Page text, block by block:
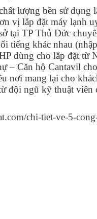
lượng bền sử dụng
vị lắp đặt máy lạnh
tại TP Thủ Đức
tiếng khác nhau
dùng cho lắp đặt từ
– Căn hộ Cantavil
nơi mang lại cho
đội ngũ kỹ thuật viên
chi-tiet-ve-5-